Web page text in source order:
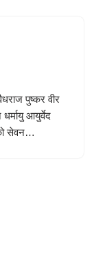
पुष्कर वीर
आयुर्वेद
सेवन…